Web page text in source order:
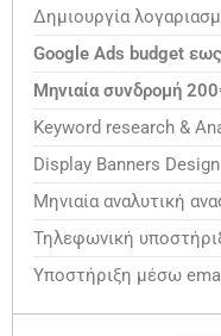
Δημιουργία
Google Ads budget
Μηνιαία συνδρομή
Keyword research &
Display Banners Design
Μηνιαία αναλυτική
Τηλεφωνική
Υποστήριξη μέσω